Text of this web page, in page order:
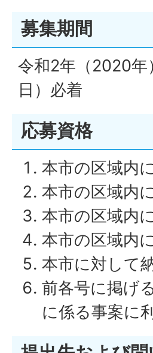
募集期間
令和2年（2020年
日）必着
応募資格
本市の区域内
本市の区域内
本市の区域内
本市の区域内
本市に対して
前各号に掲げ
に係る事案に